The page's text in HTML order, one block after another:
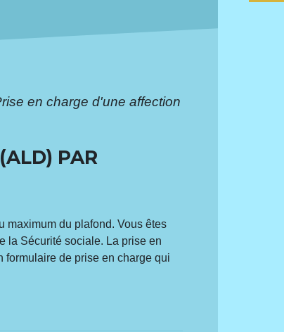
en charge d'une affection
PAR
maximum du plafond. Vous êtes
la Sécurité sociale. La prise en
formulaire de prise en charge qui